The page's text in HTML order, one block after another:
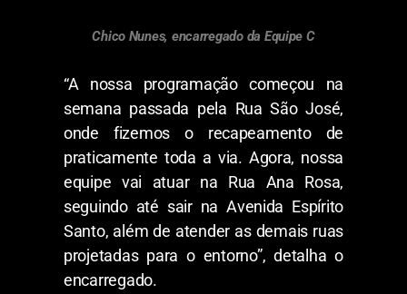
Chico Nunes, encarregado da Equipe C
“A nossa programação começou na
semana passada pela Rua São José,
onde fizemos o recapeamento de
praticamente toda a via. Agora, nossa
equipe vai atuar na Rua Ana Rosa,
seguindo até sair na Avenida Espírito
Santo, além de atender as demais ruas
projetadas para o entorno”, detalha o
encarregado.